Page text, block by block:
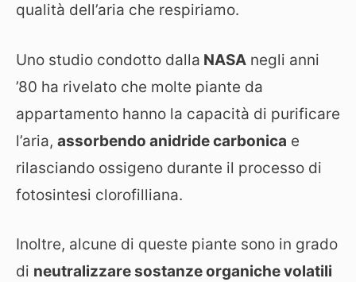
qualità dell’aria che respiriamo.
Uno studio condotto dalla NASA negli anni
’80 ha rivelato che molte piante da
appartamento hanno la capacità di purificare
l’aria, assorbendo anidride carbonica e
rilasciando ossigeno durante il processo di
fotosintesi clorofilliana.
Inoltre, alcune di queste piante sono in grado
di neutralizzare sostanze organiche volatili